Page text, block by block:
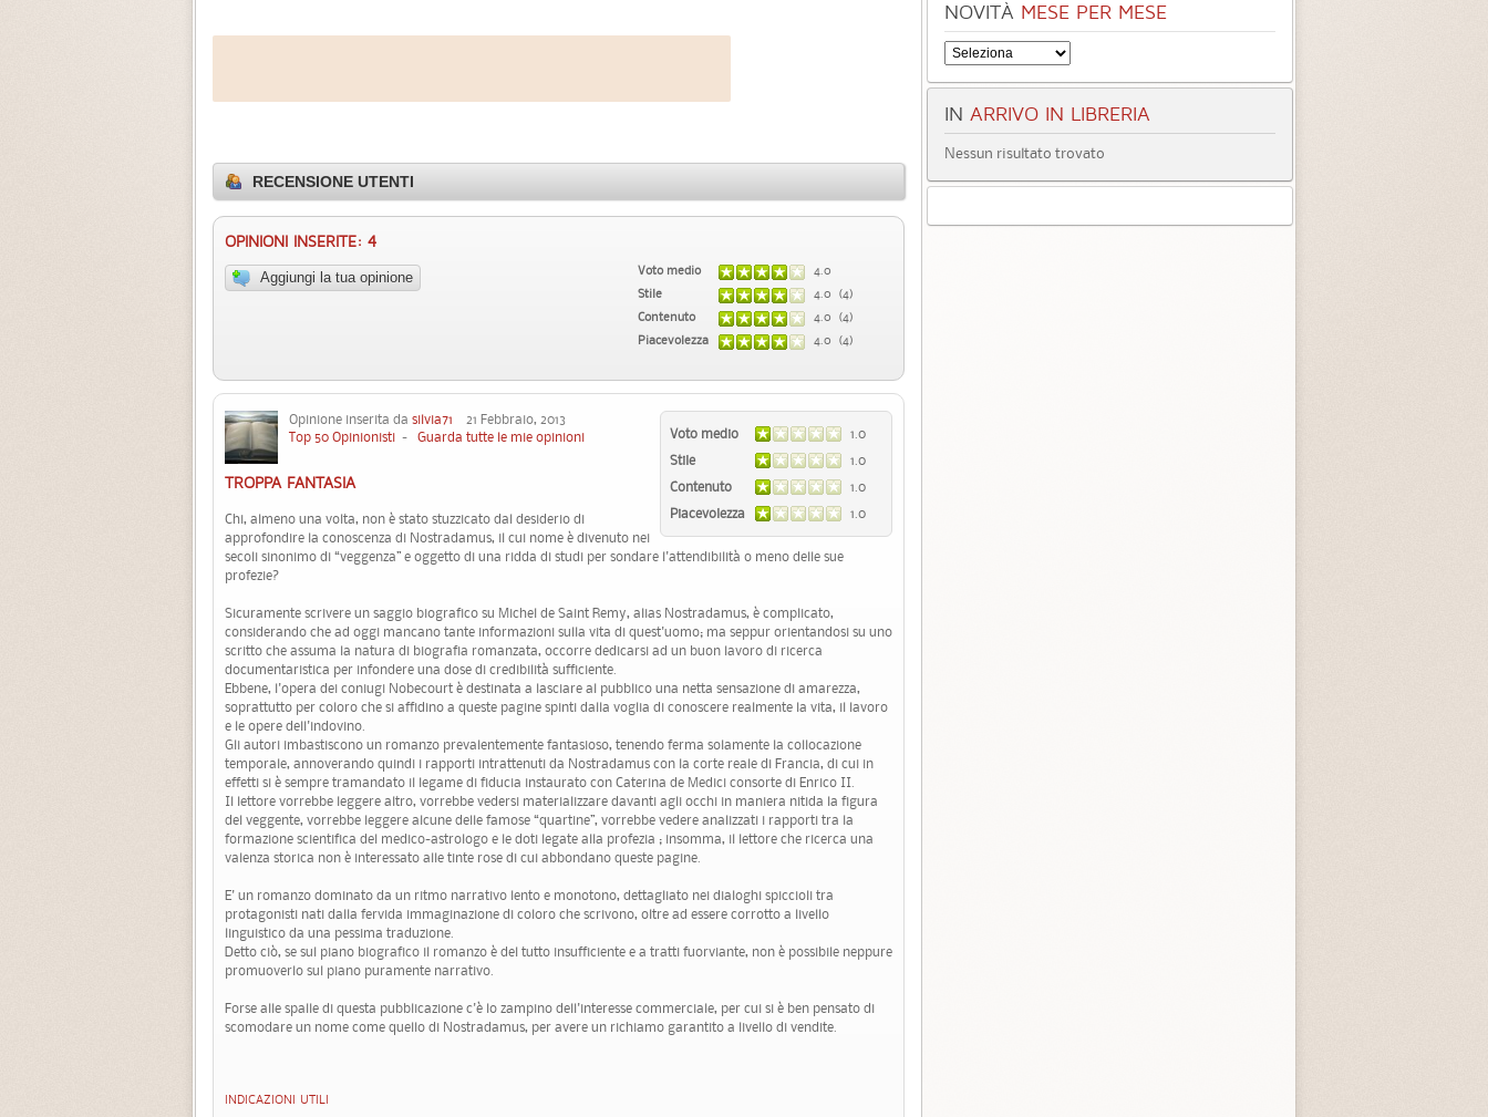
RECENSIONE UTENTI
OPINIONI INSERITE: 4
Aggiungi la tua opinione Voto medio
4.0
Stile
4.0 (4)
Contenuto
4.0 (4)
Piacevolezza
4.0 (4)
Voto medio
1.0
Stile
1.0
Contenuto
1.0
Piacevolezza
1.0
Opinione inserita da silvia71 21 Febbraio, 2013
Top 50 Opinionisti - Guarda tutte le mie opinioni
TROPPA FANTASIA
Chi, almeno una volta, non è stato stuzzicato dal desiderio di
approfondire la conoscenza di Nostradamus, il cui nome è divenuto nei
secoli sinonimo di “veggenza” e oggetto di una ridda di studi per sondare l'attendibilità o meno delle sue
profezie?
Sicuramente scrivere un saggio biografico su Michel de Saint Remy, alias Nostradamus, è complicato,
considerando che ad oggi mancano tante informazioni sulla vita di quest'uomo; ma seppur orientandosi su uno
scritto che assuma la natura di biografia romanzata, occorre dedicarsi ad un buon lavoro di ricerca
documentaristica per infondere una dose di credibilità sufficiente.
Ebbene, l'opera dei coniugi Nobecourt è destinata a lasciare al pubblico una netta sensazione di amarezza,
soprattutto per coloro che si affidino a queste pagine spinti dalla voglia di conoscere realmente la vita, il lavoro
e le opere dell'indovino.
Gli autori imbastiscono un romanzo prevalentemente fantasioso, tenendo ferma solamente la collocazione
temporale, annoverando quindi i rapporti intrattenuti da Nostradamus con la corte reale di Francia, di cui in
effetti si è sempre tramandato il legame di fiducia instaurato con Caterina de Medici consorte di Enrico II.
Il lettore vorrebbe leggere altro, vorrebbe vedersi materializzare davanti agli occhi in maniera nitida la figura
del veggente, vorrebbe leggere alcune delle famose “quartine”, vorrebbe vedere analizzati i rapporti tra la
formazione scientifica del medico-astrologo e le doti legate alla profezia ; insomma, il lettore che ricerca una
valenza storica non è interessato alle tinte rose di cui abbondano queste pagine.
E' un romanzo dominato da un ritmo narrativo lento e monotono, dettagliato nei dialoghi spiccioli tra
protagonisti nati dalla fervida immaginazione di coloro che scrivono, oltre ad essere corrotto a livello
linguistico da una pessima traduzione.
Detto ciò, se sul piano biografico il romanzo è del tutto insufficiente e a tratti fuorviante, non è possibile neppure
promuoverlo sul piano puramente narrativo.
Forse alle spalle di questa pubblicazione c'è lo zampino dell'interesse commerciale, per cui si è ben pensato di
scomodare un nome come quello di Nostradamus, per avere un richiamo garantito a livello di vendite.
INDICAZIONI UTILI
NOVITÀ MESE PER MESE
IN ARRIVO IN LIBRERIA
Nessun risultato trovato